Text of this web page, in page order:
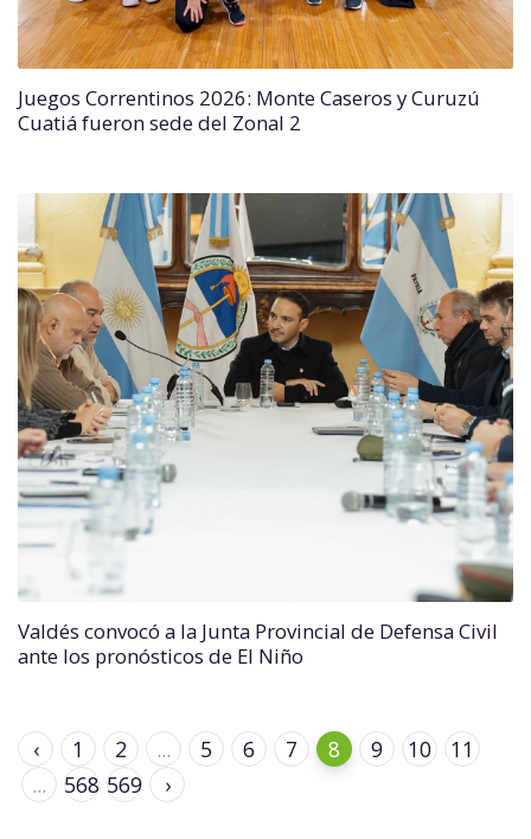
Juegos Correntinos 2026: Monte Caseros y Curuzú
Cuatiá fueron sede del Zonal 2
Valdés convocó a la Junta Provincial de Defensa Civil
ante los pronósticos de El Niño
‹ 1 2 ... 5 6 7 8 9 10
11
...
568 569 ›